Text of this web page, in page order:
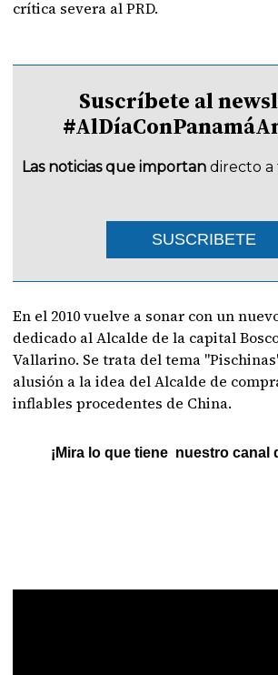
crítica severa al PRD.
Suscríbete al
Las noticias que importan directo
SUSCRIBETE
En el 2010 vuelve a sonar con un
dedicado al Alcalde de la capital
Vallarino. Se trata del tema
alusión a la idea del Alcalde de
inflables procedentes de China.
¡Mira lo que tiene nuestro canal